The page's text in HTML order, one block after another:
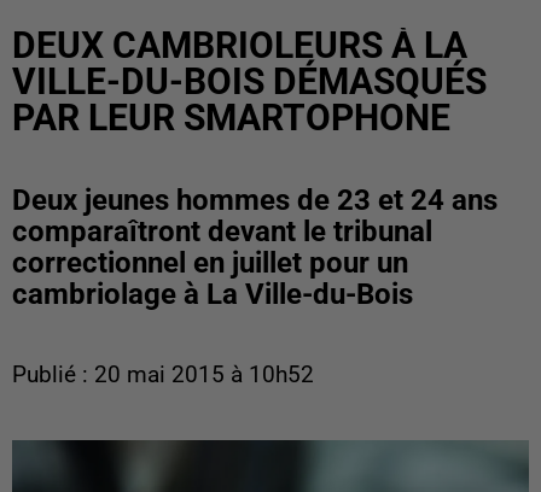
DEUX CAMBRIOLEURS À LA
VILLE-DU-BOIS DÉMASQUÉS
PAR LEUR SMARTOPHONE
Deux jeunes hommes de 23 et 24 ans
comparaîtront devant le tribunal
correctionnel en juillet pour un
cambriolage à La Ville-du-Bois
Publié : 20 mai 2015 à 10h52